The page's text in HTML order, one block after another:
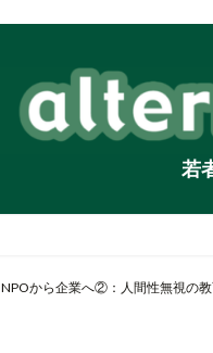
若
NPOから企業へ②：人間性無視の